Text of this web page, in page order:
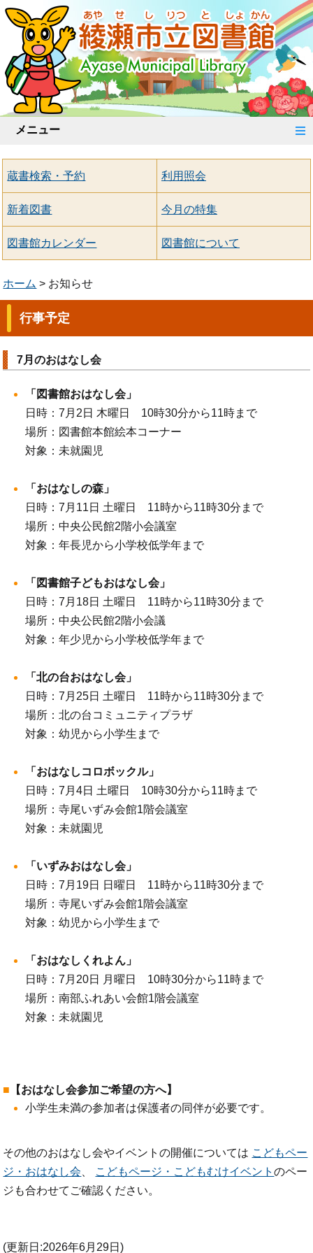
メニュー
蔵書検索・予約 利用照会
新着図書 今月の特集
図書館カレンダー 図書館について
ホーム お知らせ
行事予定
7月のおはなし会
「図書館おはなし会」
日時：7月2日 木曜日 10時30分から11時まで
場所：図書館本館絵本コーナー
対象：未就園児
「おはなしの森」
日時：7月11日 土曜日 11時から11時30分まで
場所：中央公民館2階小会議室
対象：年長児から小学校低学年まで
「図書館子どもおはなし会」
日時：7月18日 土曜日 11時から11時30分まで
場所：中央公民館2階小会議
対象：年少児から小学校低学年まで
「北の台おはなし会」
日時：7月25日 土曜日 11時から11時30分まで
場所：北の台コミュニティプラザ
対象：幼児から小学生まで
「おはなしコロボックル」
日時：7月4日 土曜日 10時30分から11時まで
場所：寺尾いずみ会館1階会議室
対象：未就園児
「いずみおはなし会」
日時：7月19日 日曜日 11時から11時30分まで
場所：寺尾いずみ会館1階会議室
対象：幼児から小学生まで
「おはなしくれよん」
日時：7月20日 月曜日 10時30分から11時まで
場所：南部ふれあい会館1階会議室
対象：未就園児
【おはなし会参加ご希望の方へ】
小学生未満の参加者は保護者の同伴が必要です。
その他のおはなし会やイベントの開催については こどもペー
ジ・おはなし会
こどもページ・こどもむけイベントのペー
ジも合わせてご確認ください。
(更新日:2026年6月29日)